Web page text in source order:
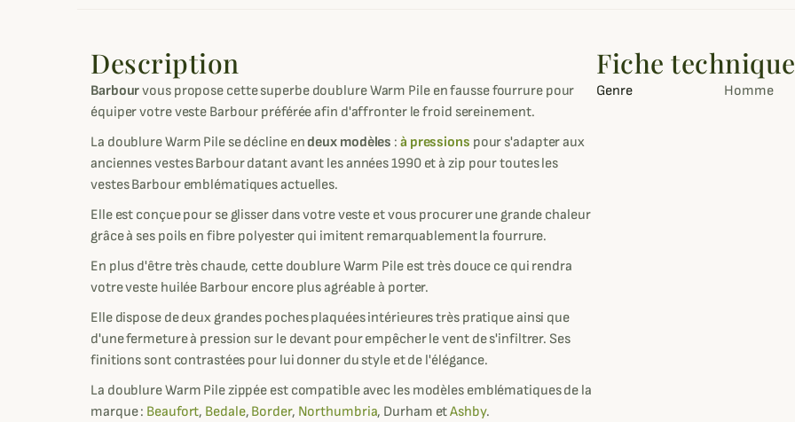
Description
Barbourvous propose cette superbe doublure Warm Pile en fausse fourrure pour
équiper votre veste Barbour préférée afin d'affronter le froid sereinement.
La doublure Warm Pile se décline endeux modèles : à pressions pour s'adapter aux
anciennes vestes Barbour datant avant les années 1990 et à zip pour toutes les
vestes Barbour emblématiques actuelles.
Elle est conçue pour se glisser dans votre veste et vous procurer une grande chaleur
grâce à ses poils en fibre polyester qui imitent remarquablement la fourrure.
En plus d'être très chaude, cette doublure Warm Pile est très douce ce qui rendra
votre veste huilée Barbour encore plus agréable à porter.
Elle dispose de deux grandes poches plaquées intérieures très pratique ainsi que
d'une fermeture à pression sur le devant pour empêcher le vent de s'infiltrer. Ses
finitions sont contrastées pour lui donner du style et de l'élégance.
La doublure Warm Pile zippée est compatible avec les modèles emblématiques de la
marque : Beaufort, Bedale, Border, Northumbria, Durham etAshby.
Fiche technique
Genre Homme